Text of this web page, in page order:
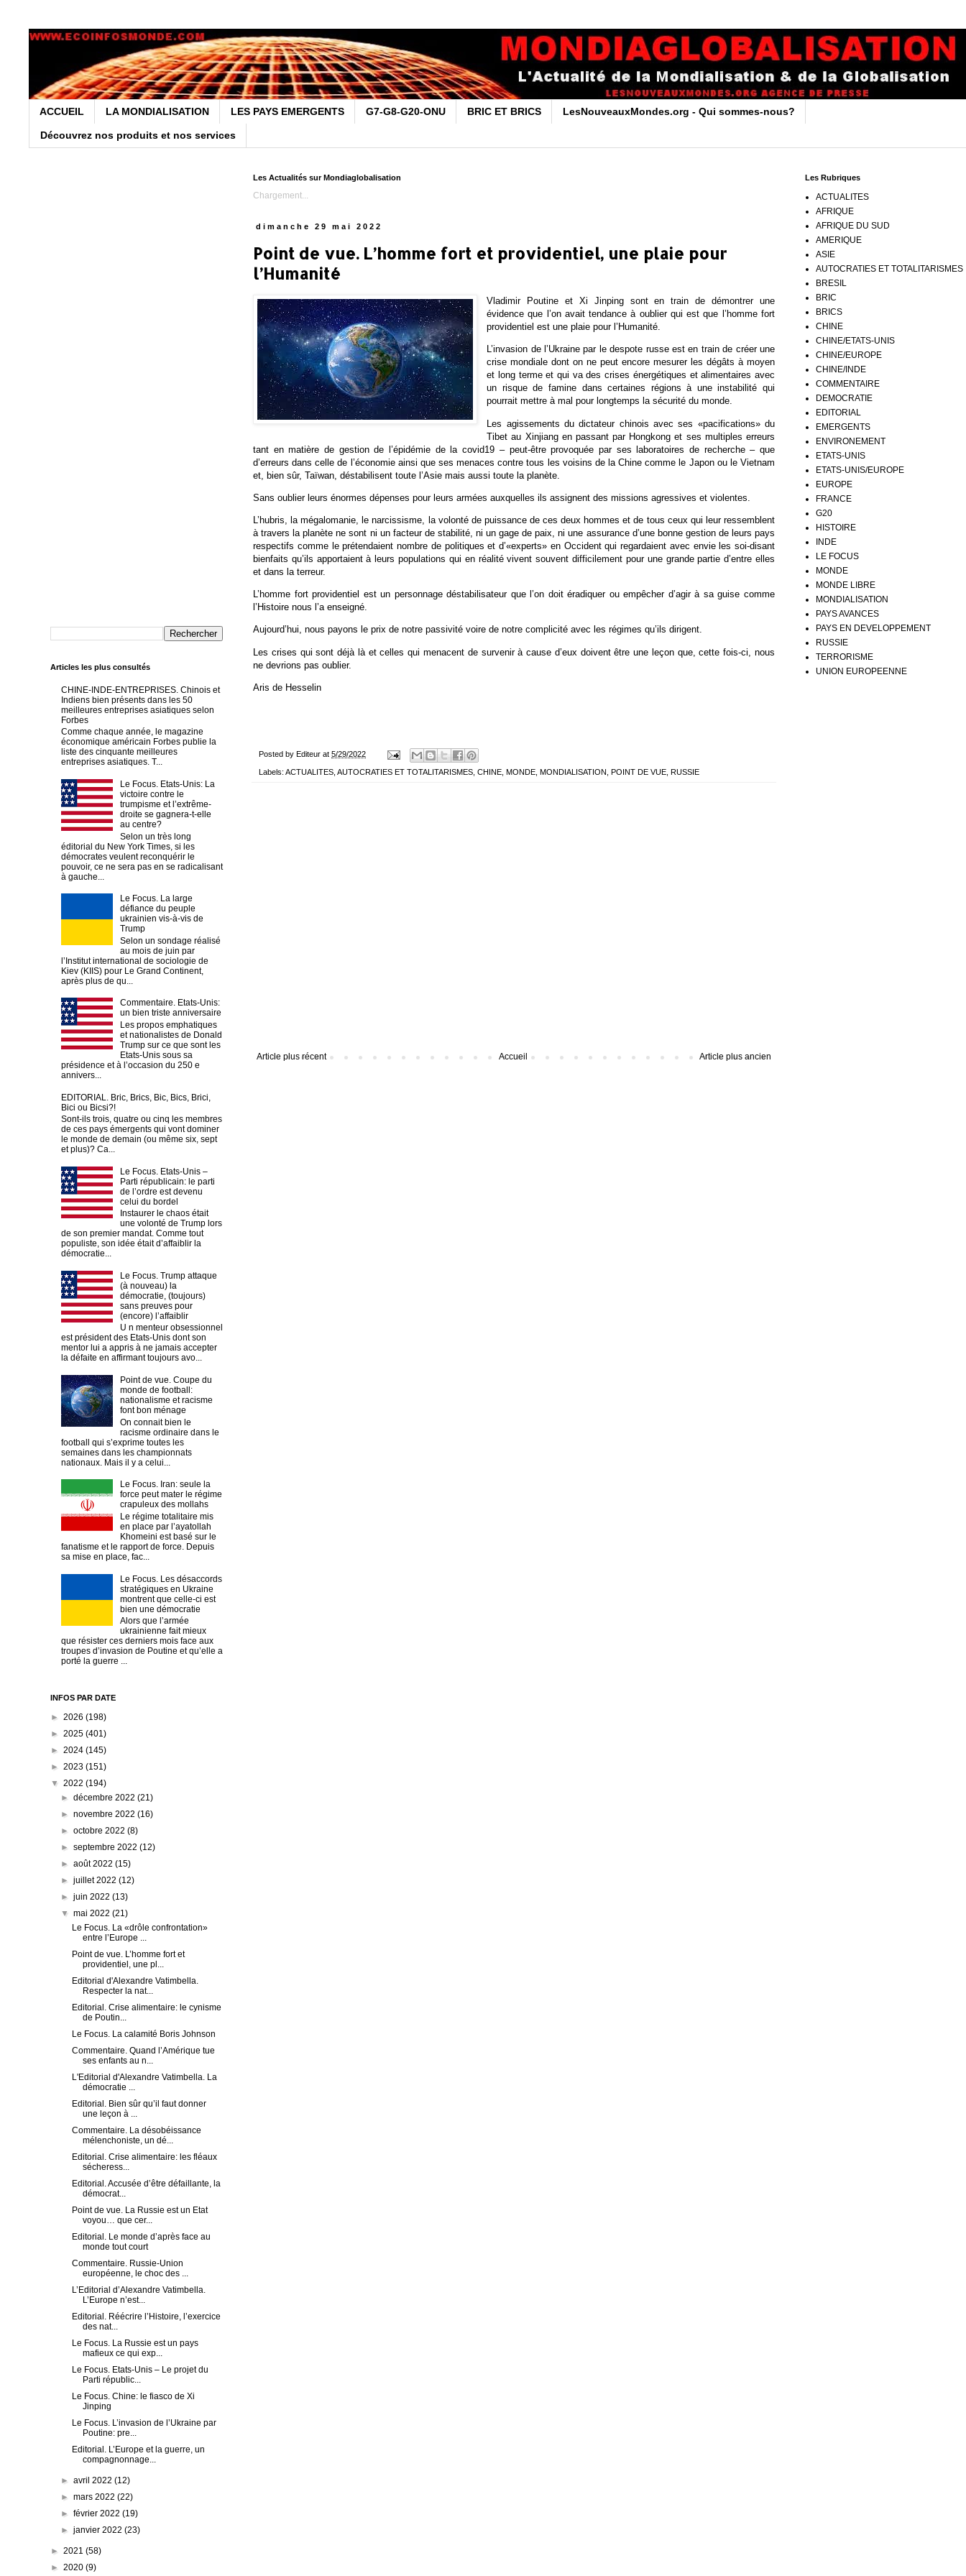
ACCUEIL LA MONDIALISATION LES PAYS EMERGENTS G7-G8-G20-ONU BRIC ET BRICS LesNouveauxMondes.org - Qui sommes-nous?
Découvrez nos produits et nos services
Les Actualités sur Mondiaglobalisation
Chargement...
dimanche 29 mai 2022
Point de vue. L’homme fort et providentiel, une plaie pour
l’Humanité
Vladimir Poutine et Xi Jinping sont en train de démontrer une
évidence que l’on avait tendance à oublier qui est que l’homme fort
providentiel est une plaie pour l’Humanité.
L’invasion de l’Ukraine par le despote russe est en train de créer une
crise mondiale dont on ne peut encore mesurer les dégâts à moyen
et long terme et qui va des crises énergétiques et alimentaires avec
un risque de famine dans certaines régions à une instabilité qui
pourrait mettre à mal pour longtemps la sécurité du monde.
Les agissements du dictateur chinois avec ses «pacifications» du
Tibet au Xinjiang en passant par Hongkong et ses multiples erreurs
tant en matière de gestion de l’épidémie de la covid19 – peut-être provoquée par ses laboratoires de recherche – que
d’erreurs dans celle de l’économie ainsi que ses menaces contre tous les voisins de la Chine comme le Japon ou le Vietnam
et, bien sûr, Taïwan, déstabilisent toute l’Asie mais aussi toute la planète.
Sans oublier leurs énormes dépenses pour leurs armées auxquelles ils assignent des missions agressives et violentes.
L’hubris, la mégalomanie, le narcissisme, la volonté de puissance de ces deux hommes et de tous ceux qui leur ressemblent
à travers la planète ne sont ni un facteur de stabilité, ni un gage de paix, ni une assurance d’une bonne gestion de leurs pays
respectifs comme le prétendaient nombre de politiques et d’«experts» en Occident qui regardaient avec envie les soi-disant
bienfaits qu’ils apportaient à leurs populations qui en réalité vivent souvent difficilement pour une grande partie d’entre elles
et dans la terreur.
L’homme fort providentiel est un personnage déstabilisateur que l’on doit éradiquer ou empêcher d’agir à sa guise comme
l’Histoire nous l’a enseigné.
Aujourd’hui, nous payons le prix de notre passivité voire de notre complicité avec les régimes qu’ils dirigent.
Les crises qui sont déjà là et celles qui menacent de survenir à cause d’eux doivent être une leçon que, cette fois-ci, nous
ne devrions pas oublier.
Aris de Hesselin
Posted by Editeur at 5/29/2022
Labels: ACTUALITES AUTOCRATIES ET TOTALITARISMES CHINE MONDE MONDIALISATION POINT DE VUE RUSSIE
Article plus récent Article plus ancien
Accueil
Articles les plus consultés
CHINE-INDE-ENTREPRISES. Chinois et
Indiens bien présents dans les 50
meilleures entreprises asiatiques selon
Forbes
Comme chaque année, le magazine
économique américain Forbes publie la
liste des cinquante meilleures
entreprises asiatiques. T...
Le Focus. Etats-Unis: La
victoire contre le
trumpisme et l’extrême-
droite se gagnera-t-elle
au centre?
Selon un très long
éditorial du New York Times, si les
démocrates veulent reconquérir le
pouvoir, ce ne sera pas en se radicalisant
à gauche...
Le Focus. La large
défiance du peuple
ukrainien vis-à-vis de
Trump
Selon un sondage réalisé
au mois de juin par
l’Institut international de sociologie de
Kiev (KIIS) pour Le Grand Continent,
après plus de qu...
Commentaire. Etats-Unis:
un bien triste anniversaire
Les propos emphatiques
et nationalistes de Donald
Trump sur ce que sont les
Etats-Unis sous sa
présidence et à l’occasion du 250 e
annivers...
EDITORIAL. Bric, Brics, Bic, Bics, Brici,
Bici ou Bicsi?!
Sont-ils trois, quatre ou cinq les membres
de ces pays émergents qui vont dominer
le monde de demain (ou même six, sept
et plus)? Ca...
Le Focus. Etats-Unis –
Parti républicain: le parti
de l’ordre est devenu
celui du bordel
Instaurer le chaos était
une volonté de Trump lors
de son premier mandat. Comme tout
populiste, son idée était d’affaiblir la
démocratie...
Le Focus. Trump attaque
(à nouveau) la
démocratie, (toujours)
sans preuves pour
(encore) l’affaiblir
U n menteur obsessionnel
est président des Etats-Unis dont son
mentor lui a appris à ne jamais accepter
la défaite en affirmant toujours avo...
Point de vue. Coupe du
monde de football:
nationalisme et racisme
font bon ménage
On connait bien le
racisme ordinaire dans le
football qui s’exprime toutes les
semaines dans les championnats
nationaux. Mais il y a celui...
Le Focus. Iran: seule la
force peut mater le régime
crapuleux des mollahs
Le régime totalitaire mis
en place par l’ayatollah
Khomeini est basé sur le
fanatisme et le rapport de force. Depuis
sa mise en place, fac...
Le Focus. Les désaccords
stratégiques en Ukraine
montrent que celle-ci est
bien une démocratie
Alors que l’armée
ukrainienne fait mieux
que résister ces derniers mois face aux
troupes d’invasion de Poutine et qu’elle a
porté la guerre ...
INFOS PAR DATE
► 2026 (198)
► 2025 (401)
► 2024 (145)
► 2023 (151)
▼ 2022 (194)
►décembre 2022(21)
►novembre 2022(16)
►octobre 2022(8)
►septembre 2022(12)
►août 2022(15)
►juillet 2022(12)
►juin 2022(13)
▼mai 2022(21)
Le Focus. La «drôle confrontation»
entre l’Europe ...
Point de vue. L’homme fort et
providentiel, une pl...
Editorial d'Alexandre Vatimbella.
Respecter la nat...
Editorial. Crise alimentaire: le cynisme
de Poutin...
Le Focus. La calamité Boris Johnson
Commentaire. Quand l’Amérique tue
ses enfants au n...
L'Editorial d'Alexandre Vatimbella. La
démocratie ...
Editorial. Bien sûr qu’il faut donner
une leçon à ...
Commentaire. La désobéissance
mélenchoniste, un dé...
Editorial. Crise alimentaire: les fléaux
sécheress...
Editorial. Accusée d’être défaillante, la
démocrat...
Point de vue. La Russie est un Etat
voyou… que cer...
Editorial. Le monde d’après face au
monde tout court
Commentaire. Russie-Union
européenne, le choc des ...
L’Editorial d’Alexandre Vatimbella.
L’Europe n’est...
Editorial. Réécrire l’Histoire, l’exercice
des nat...
Le Focus. La Russie est un pays
mafieux ce qui exp...
Le Focus. Etats-Unis – Le projet du
Parti républic...
Le Focus. Chine: le fiasco de Xi
Jinping
Le Focus. L’invasion de l’Ukraine par
Poutine: pre...
Editorial. L’Europe et la guerre, un
compagnonnage...
►avril 2022(12)
►mars 2022(22)
►février 2022(19)
►janvier 2022(23)
► 2021 (58)
► 2020 (9)
Les Rubriques
ACTUALITES
AFRIQUE
AFRIQUE DU SUD
AMERIQUE
ASIE
AUTOCRATIES ET TOTALITARISMES
BRESIL
BRIC
BRICS
CHINE
CHINE/ETATS-UNIS
CHINE/EUROPE
CHINE/INDE
COMMENTAIRE
DEMOCRATIE
EDITORIAL
EMERGENTS
ENVIRONEMENT
ETATS-UNIS
ETATS-UNIS/EUROPE
EUROPE
FRANCE
G20
HISTOIRE
INDE
LE FOCUS
MONDE
MONDE LIBRE
MONDIALISATION
PAYS AVANCES
PAYS EN DEVELOPPEMENT
RUSSIE
TERRORISME
UNION EUROPEENNE